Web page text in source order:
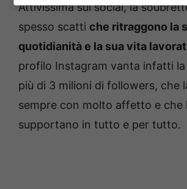
Attivissima sui social, la
spesso scatti che ritraggono la
quotidianità e la sua vita
profilo Instagram vanta infatti la
più di 3 milioni di followers, che
sempre con molto affetto e che
supportano in tutto e per tutto.